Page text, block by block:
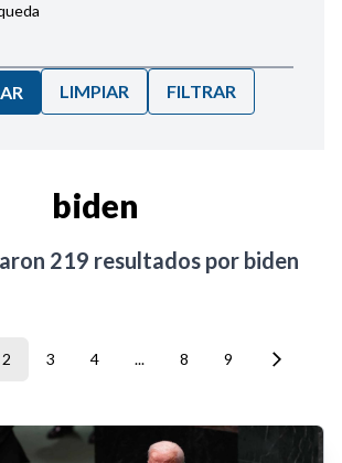
LIMPIAR FILTRAR
biden
219 resultados por biden
2 3 4 ... 8 9